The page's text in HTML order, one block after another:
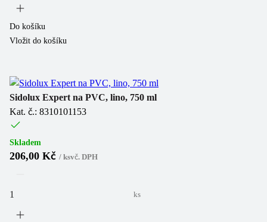
Do košíku
Vložit do košíku
Sidolux Expert na PVC, lino, 750 ml
Kat. č.: 8310101153
Skladem
206,00 Kč / ksvč. DPH
ks